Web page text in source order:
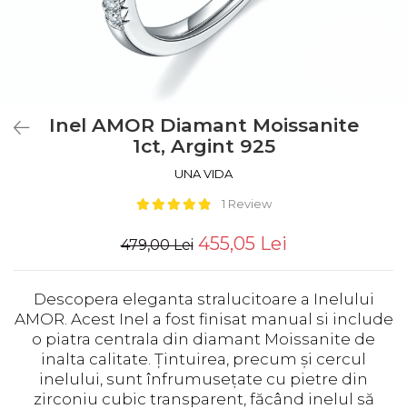
Inel AMOR Diamant Moissanite
1ct, Argint 925
UNA VIDA
1 Review
479,00 Lei 455,05 Lei
Descopera eleganta stralucitoare a Inelului
AMOR. Acest Inel a fost finisat manual si include
o piatra centrala din diamant Moissanite de
inalta calitate. Țintuirea, precum și cercul
inelului, sunt înfrumusețate cu pietre din
zirconiu cubic transparent, făcând inelul să